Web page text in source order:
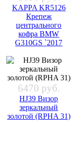
KAPPA KR5126
Крепеж
центрального
кофра BMW
G310GS `2017
6470 руб.
HJ39 Визор
зеркальный
золотой (RPHA 31)